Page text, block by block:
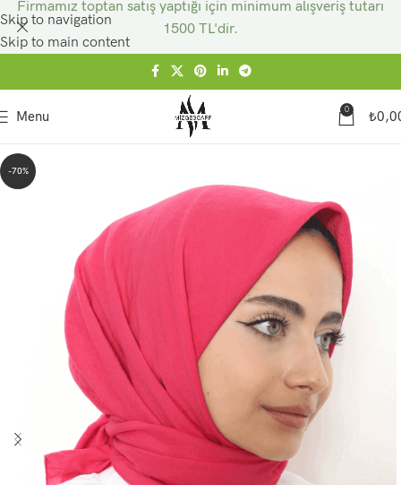
Skip to navigation
Skip to main content
Menu 0 ₺
-70%
Firmamız toptan satış yaptığı için minimum alışveriş tutarı
1500 TL'dir.